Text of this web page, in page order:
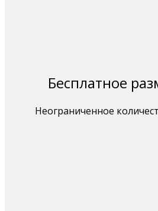
Бесплатное
Неограниченное